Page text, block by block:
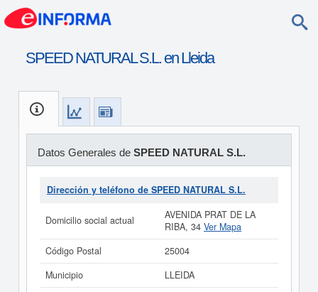
SPEED NATURAL S.L. en Lleida
Datos Generales de SPEED NATURAL S.L.
Dirección y teléfono de SPEED NATURAL S.L.
Domicilio social actual
AVENIDA PRAT DE LA
RIBA, 34 Ver Mapa
Código Postal
25004
Municipio
LLEIDA